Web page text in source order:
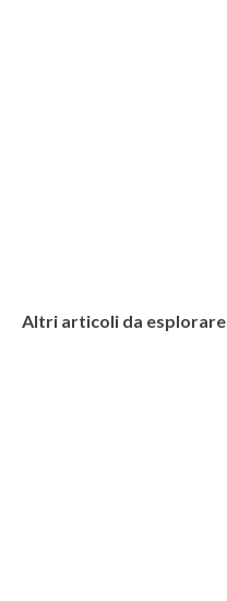
Altri articoli da esplorare